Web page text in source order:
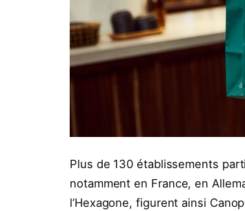
Plus de 130 établissements
notamment en France, en
l’Hexagone, figurent ainsi